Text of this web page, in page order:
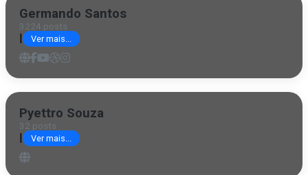
Germando Santos
3224 posts
| Ver mais...
Pyettro Souza
32 posts
| Ver mais...